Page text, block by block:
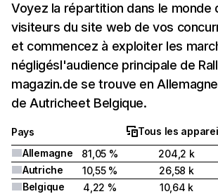
Voyez la répartition dans le monde
visiteurs du site web de vos
et commencez à exploiter les
négligésl'audience principale de
magazin.de se trouve en
de Autricheet Belgique.
Pays
Tous les
Allemagne
81,05 %
204,2 k
Autriche
10,55 %
26,58 k
Belgique
4,22 %
10,64 k